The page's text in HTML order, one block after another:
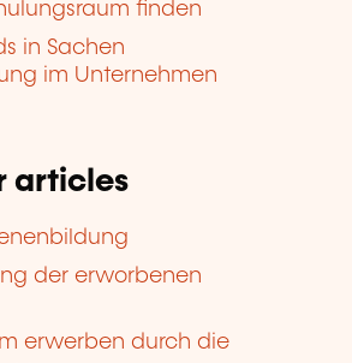
finden
in Sachen
im Unternehmen
articles
der erworbenen
erwerben durch die